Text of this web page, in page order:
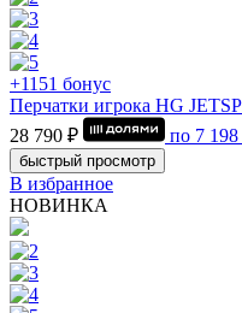
+1151 бонус
Перчатки игрока HG
28 790 ₽
по 7 198
быстрый просмотр
В избранное
НОВИНКА